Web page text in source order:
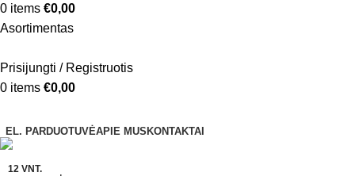
0 items €0,00
Asortimentas
Prisijungti / Registruotis
0 items €0,00
EL. PARDUOTUVĖAPIE MUS KONTAKTAI
12 VNT.